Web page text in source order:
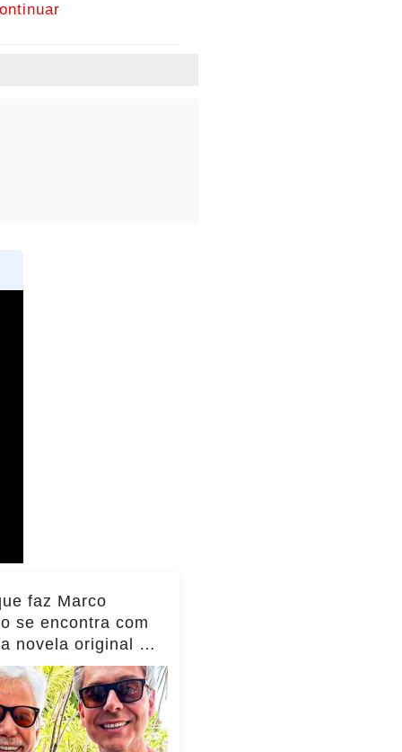
faz Marco
se encontra com
novela original e
viraliza,
ver mais